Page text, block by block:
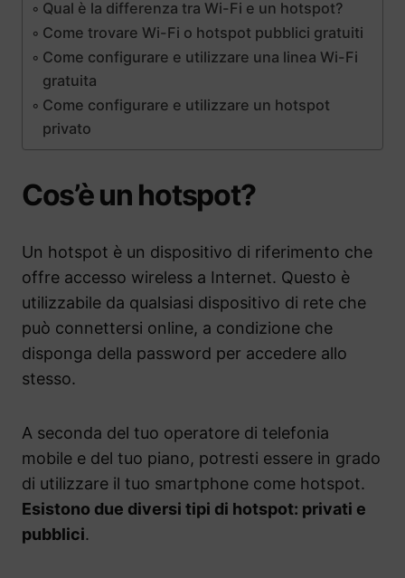
Qual è la differenza tra Wi-Fi e un hotspot?
Come trovare Wi-Fi o hotspot pubblici gratuiti
Come configurare e utilizzare una linea Wi-Fi
gratuita
Come configurare e utilizzare un hotspot
privato
Cos’è un hotspot?
Un hotspot è un dispositivo di riferimento che
offre accesso wireless a Internet. Questo è
utilizzabile da qualsiasi dispositivo di rete che
può connettersi online, a condizione che
disponga della password per accedere allo
stesso.
A seconda del tuo operatore di telefonia
mobile e del tuo piano, potresti essere in grado
di utilizzare il tuo smartphone come hotspot.
Esistono due diversi tipi di hotspot: privati e
pubblici.